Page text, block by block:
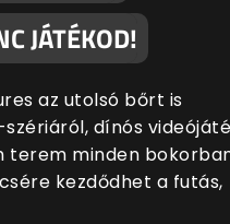
JÁTÉKOD!
az utolsó bőrt is
dínós
terem minden
kezdődhet a futás,